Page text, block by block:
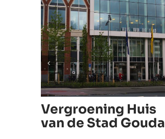
Vergroening Huis
van de Stad Gouda